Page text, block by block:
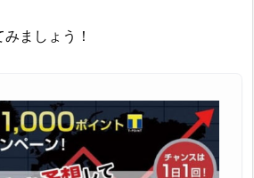
ましょう！